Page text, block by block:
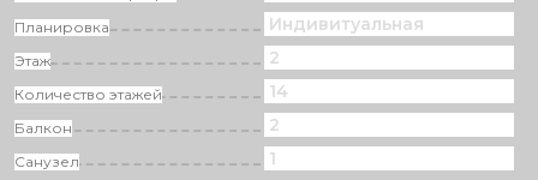
Планировка Индивитуальная
Этаж 2
Количество этажей 14
Балкон 2
Санузел 1